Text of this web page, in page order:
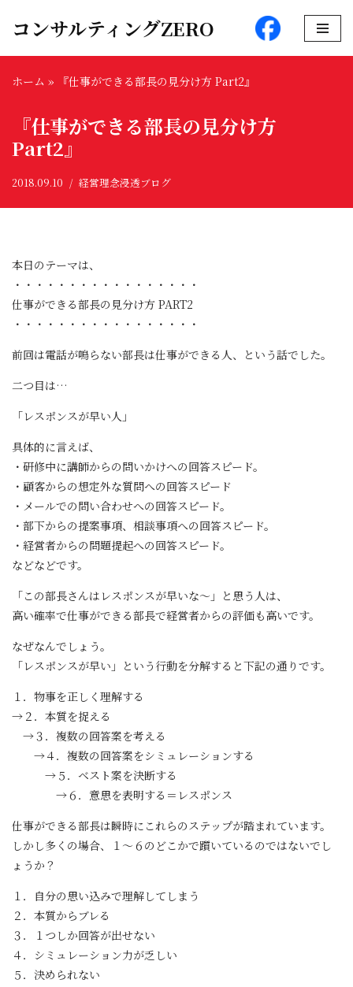
テ
へ
ス
キ
コンサルティングZERO
ホーム » 『仕事ができる部長の見分け方 Part2』
『仕事ができる部長の見分け方
Part2』
2018.09.10 経営理念浸透ブログ
本日のテーマは、
・・・・・・・・・・・・・・・・・
仕事ができる部長の見分け方 PART2
・・・・・・・・・・・・・・・・・
前回は電話が鳴らない部長は仕事ができる人、という話でした。
二つ目は…
「レスポンスが早い人」
具体的に言えば、
・研修中に講師からの問いかけへの回答スピード。
・顧客からの想定外な質問への回答スピード
・メールでの問い合わせへの回答スピード。
・部下からの提案事項、相談事項への回答スピード。
・経営者からの問題提起への回答スピード。
などなどです。
「この部長さんはレスポンスが早いな～」と思う人は、
高い確率で仕事ができる部長で経営者からの評価も高いです。
なぜなんでしょう。
「レスポンスが早い」という行動を分解すると下記の通りです。
１．物事を正しく理解する
→２．本質を捉える
→３．複数の回答案を考える
→４．複数の回答案をシミュレーションする
→５．ベスト案を決断する
→６．意思を表明する＝レスポンス
仕事ができる部長は瞬時にこれらのステップが踏まれています。
しかし多くの場合、１～６のどこかで躓いているのではないでし
ょうか？
１．自分の思い込みで理解してしまう
２．本質からブレる
３．１つしか回答が出せない
４．シミュレーション力が乏しい
５．決められない